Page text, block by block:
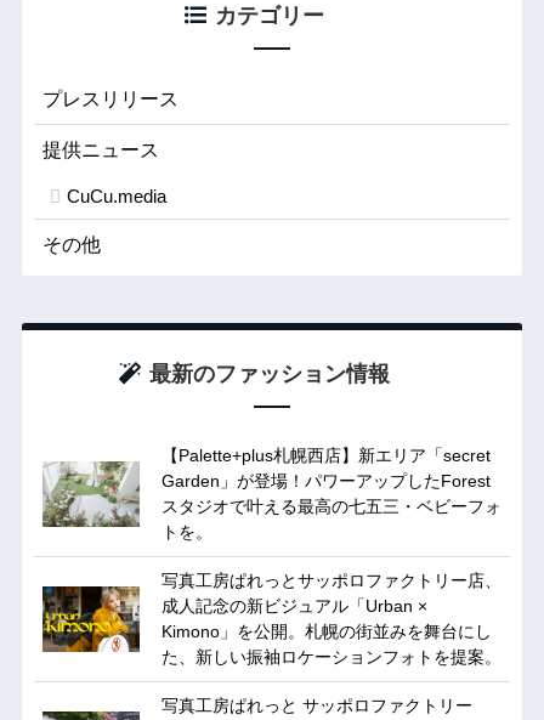
カテゴリー
プレスリリース
提供ニュース
CuCu.media
その他
最新のファッション情報
【Palette+plus札幌西店】新エリア「secret
Garden」が登場！パワーアップしたForest
スタジオで叶える最高の七五三・ベビーフォ
トを。
写真工房ぱれっとサッポロファクトリー店、
成人記念の新ビジュアル「Urban ×
Kimono」を公開。札幌の街並みを舞台にし
た、新しい振袖ロケーションフォトを提案。
写真工房ぱれっと サッポロファクトリー